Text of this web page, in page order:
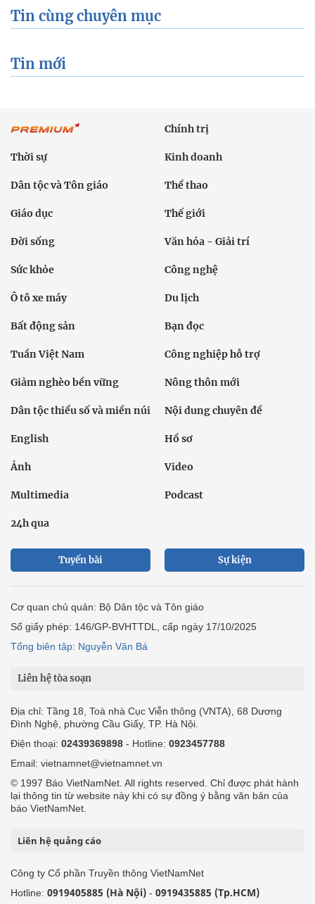
Tin cùng chuyên mục
Tin mới
Chính trị
Thời sự Kinh doanh
Dân tộc và Tôn giáo Thể thao
Giáo dục Thế giới
Đời sống Văn hóa - Giải trí
Sức khỏe Công nghệ
Ô tô xe máy Du lịch
Bất động sản Bạn đọc
Tuần Việt Nam Công nghiệp hỗ trợ
Giảm nghèo bền vững Nông thôn mới
Dân tộc thiểu số và miền núi Nội dung chuyên đề
English Hồ sơ
Ảnh Video
Multimedia Podcast
24h qua
Tuyến bài Sự kiện
Cơ quan chủ quản: Bộ Dân tộc và Tôn giáo
Số giấy phép: 146/GP-BVHTTDL, cấp ngày 17/10/2025
Tổng biên tập: Nguyễn Văn Bá
Liên hệ tòa soạn
Địa chỉ: Tầng 18, Toà nhà Cục Viễn thông (VNTA), 68 Dương
Đình Nghệ, phường Cầu Giấy, TP. Hà Nội.
Điện thoại: 02439369898 - Hotline: 0923457788
Email: vietnamnet@vietnamnet.vn
© 1997 Báo VietNamNet. All rights reserved. Chỉ được phát hành
lại thông tin từ website này khi có sự đồng ý bằng văn bản của
báo VietNamNet.
Liên hệ quảng cáo
Công ty Cổ phần Truyền thông VietNamNet
Hotline: 0919405885 (Hà Nội) - 0919435885 (Tp.HCM)